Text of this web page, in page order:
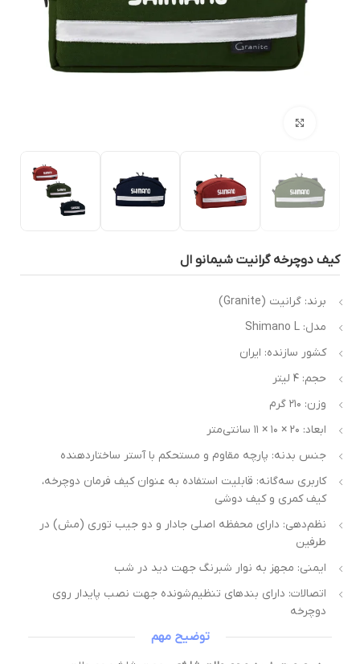
بزرگنمایی تصویر
دوچرخه گرانیت شیمانو ال
برند: گرانیت (Granite)
مدل: Shimano L
کشور سازنده: ایران
حجم: ۴ لیتر
وزن: ۲۱۰ گرم
ابعاد: ۲۰ × ۱۰ × ۱۱ سانتی‌متر
جنس بدنه: پارچه مقاوم و مستحکم با آستر ساختار‌دهنده
کاربری سه‌گانه: قابلیت استفاده به عنوان کیف فرمان دوچرخه،
کیف کمری و کیف دوشی
نظم‌دهی: دارای محفظه اصلی جادار و دو جیب توری (مش) در
طرفین
ایمنی: مجهز به نوار شبرنگ جهت دید در شب
اتصالات: دارای بندهای تنظیم‌شونده جهت نصب پایدار روی
دوچرخه
توضیح مهم